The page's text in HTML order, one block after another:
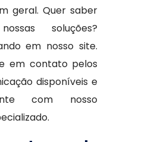
geral. Quer saber
soluções?
em nosso site.
em contato pelos
disponíveis e
com nosso